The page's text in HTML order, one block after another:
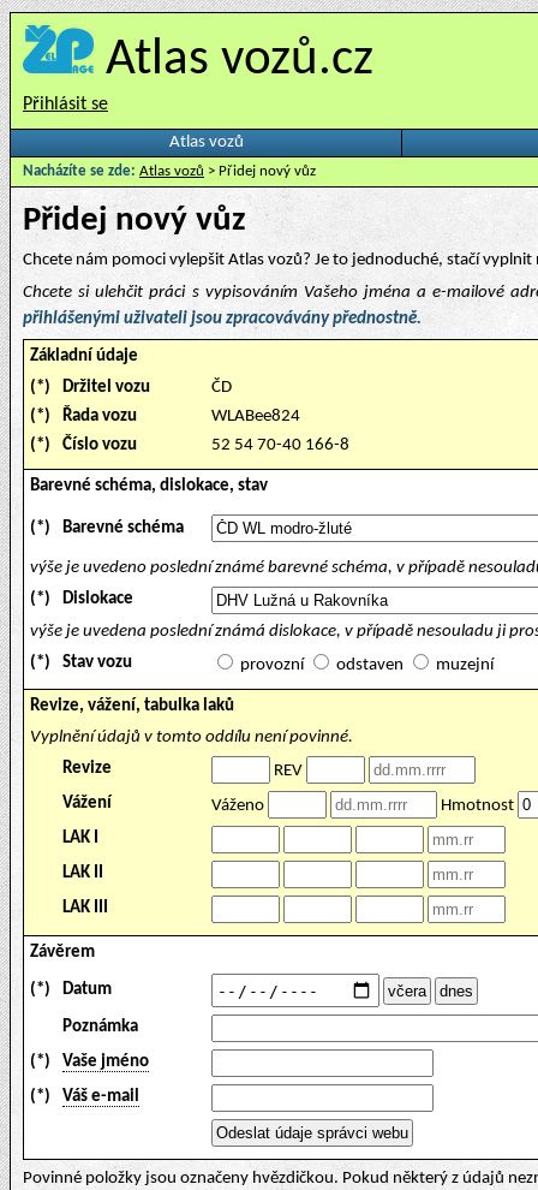
Atlas vozů.cz
Přihlásit se
Atlas vozů
Nacházíte se zde: Atlas vozů > Přidej nový vůz
Přidej nový vůz
Chcete nám pomoci vylepšit Atlas vozů? Je to jednoduché, stačí
Chcete si ulehčit práci s vypisováním Vašeho jména a e-mailové
přihlášenými uživateli jsou zpracovávány přednostně.
Základní údaje
(*)
Držitel vozu
ČD
(*)
Řada vozu
WLABee824
(*)
Číslo vozu 52 54 70-40 166-8
Barevné schéma, dislokace, stav
(*) Barevné schéma
výše je uvedeno poslední známé barevné schéma, v případě
(*)
Dislokace
výše je uvedena poslední známá dislokace, v případě nesouladu ji
(*)
Stav vozu provozní odstaven muzejní
Revize, vážení, tabulka laků
Vyplnění údajů v tomto oddílu není povinné.
Revize
REV
Vážení
Váženo
Hmotnost
LAK I
LAK II
LAK III
Závěrem
(*) Datum
Poznámka
(*)
Vaše jméno
(*)
Váš e-mail
Povinné položky jsou označeny hvězdičkou. Pokud některý z údajů